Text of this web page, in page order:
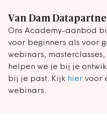
Van Dam
Ons Academy-aanbod
voor beginners als voor
webinars,
helpen we je bij je
bij je past. Kijk hier voor
webinars.